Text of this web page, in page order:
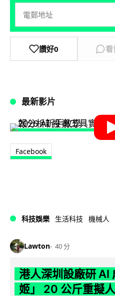
讚好0
最新影片
Facebook
科技娛樂 生活科技 機械人
Lawton 40 分
港人深圳設廠研 AI
姬」 20 公斤重擬